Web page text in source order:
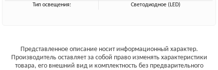
Тип освещения:
Светодиодное (LED)
Представленное описание носит информационный характер.
Производитель оставляет за собой право изменять характеристики
товара, его внешний вид и комплектность без предварительного